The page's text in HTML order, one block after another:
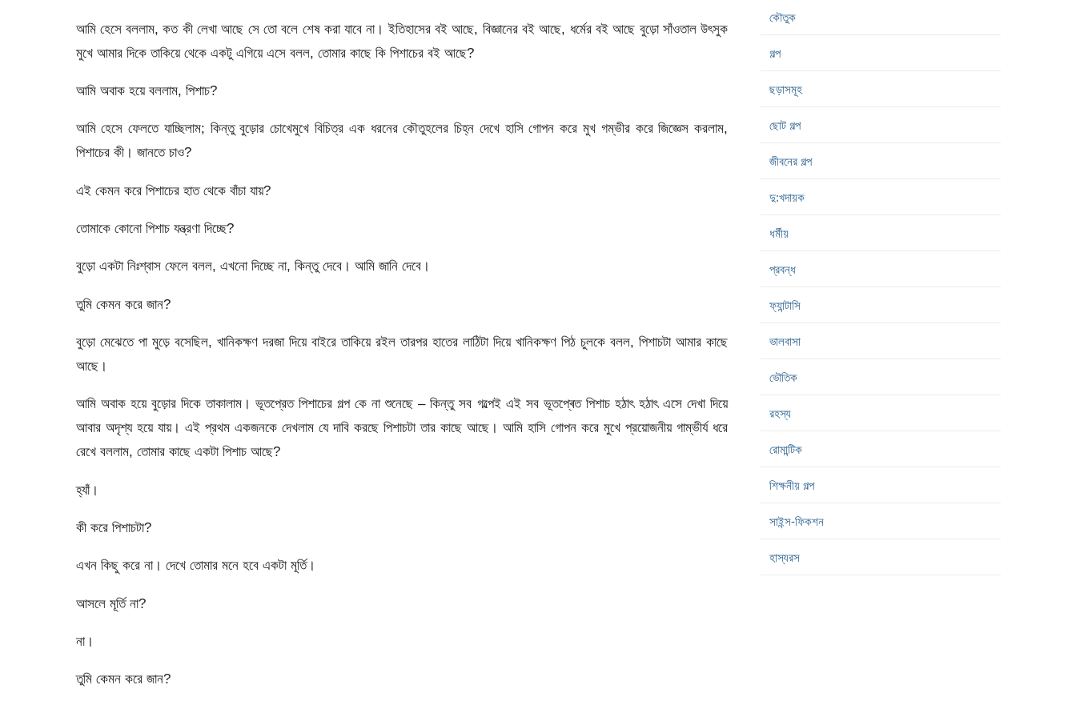
আমি হেসে বললাম, কত কী লেখা আছে সে তো বলে শেষ করা যাবে না। ইতিহাসের বই আছে, বিজ্ঞানের বই আছে, ধর্মের বই আছে বুড়ো সাঁওতাল উৎসুক
মুখে আমার দিকে তাকিয়ে থেকে একটু এগিয়ে এসে বলল, তোমার কাছে কি পিশাচের বই আছে?
আমি অবাক হয়ে বললাম, পিশাচ?
আমি হেসে ফেলতে যাচ্ছিলাম; কিন্তু বুড়োর চোখেমুখে বিচিত্র এক ধরনের কৌতুহলের চিহ্ন দেখে হাসি গোপন করে মুখ গম্ভীর করে জিজ্ঞেস করলাম,
পিশাচের কী। জানতে চাও?
এই কেমন করে পিশাচের হাত থেকে বাঁচা যায়?
তোমাকে কোনো পিশাচ যন্ত্রণা দিচ্ছে?
বুড়ো একটা নিঃশ্বাস ফেলে বলল, এখনো দিচ্ছে না, কিন্তু দেবে। আমি জানি দেবে।
তুমি কেমন করে জান?
বুড়ো মেঝেতে পা মুড়ে বসেছিল, খানিকক্ষণ দরজা দিয়ে বাইরে তাকিয়ে রইল তারপর হাতের লাঠিটা দিয়ে খানিকক্ষণ পিঠ চুলকে বলল, পিশাচটা আমার কাছে
আছে।
আমি অবাক হয়ে বুড়োর দিকে তাকালাম। ভূতপ্রেত পিশাচের গল্প কে না শুনেছে – কিন্তু সব গল্পেই এই সব ভূতপ্ৰেত পিশাচ হঠাৎ হঠাৎ এসে দেখা দিয়ে
আবার অদৃশ্য হয়ে যায়। এই প্রথম একজনকে দেখলাম যে দাবি করছে পিশাচটা তার কাছে আছে। আমি হাসি গোপন করে মুখে প্রয়োজনীয় গাম্ভীর্য ধরে
রেখে বললাম, তোমার কাছে একটা পিশাচ আছে?
হ্যাঁ।
কী করে পিশাচটা?
এখন কিছু করে না। দেখে তোমার মনে হবে একটা মূর্তি।
আসলে মূর্তি না?
না।
তুমি কেমন করে জান?
কৌতুক
গল্প
ছড়াসমূহ
ছোট গল্প
জীবনের গল্প
দু:খদায়ক
ধর্মীয়
প্রবন্ধ
ফ্যান্টাসি
ভালবাসা
ভৌতিক
রহস্য
রোমান্টিক
শিক্ষনীয় গল্প
সাইন্স-ফিকশন
হাস্যরস